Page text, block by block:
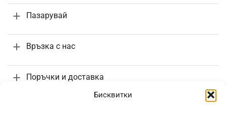
Бисквитки
Пазарувай
Връзка с нас
Поръчки и доставка